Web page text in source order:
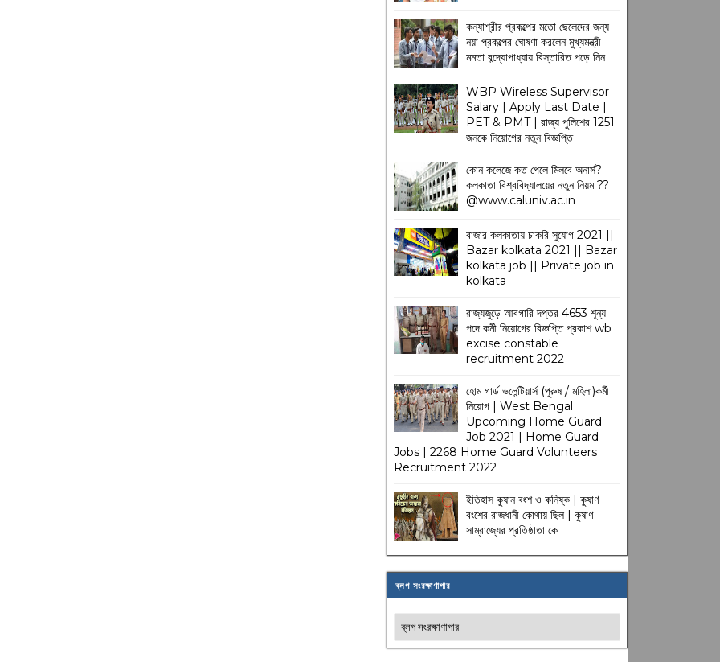
কন্যাশ্রীর প্রকল্পের মতো ছেলেদের জন্য
নয়া প্রকল্পের ঘোষণা করলেন মুখ্যমন্ত্রী
মমতা বন্দ্যোপাধ্যায় বিস্তারিত পড়ে নিন
WBP Wireless Supervisor
Salary | Apply Last Date |
PET & PMT | রাজ্য পুলিশের 1251
জনকে নিয়োগের নতুন বিজ্ঞপ্তি
কোন কলেজে কত পেলে মিলবে অনার্স?
কলকাতা বিশ্ববিদ্যালয়ের নতুন নিয়ম??
@www.caluniv.ac.in
বাজার কলকাতায় চাকরি সুযোগ 2021 ||
Bazar kolkata 2021 || Bazar
kolkata job || Private job in
kolkata
রাজ্যজুড়ে আবগারি দপ্তর 4653 শূন্য
পদে কর্মী নিয়োগের বিজ্ঞপ্তি প্রকাশ wb
excise constable
recruitment 2022
হোম গার্ড ভলেন্টিয়ার্স (পুরুষ / মহিলা)কর্মী
নিয়োগ | West Bengal
Upcoming Home Guard
Job 2021 | Home Guard
Jobs | 2268 Home Guard Volunteers
Recruitment 2022
ইতিহাস কুষান বংশ ও কনিষ্ক | কুষাণ
বংশের রাজধানী কোথায় ছিল | কুষাণ
সাম্রাজ্যের প্রতিষ্ঠাতা কে
ব্লগ সংরক্ষাণাগার